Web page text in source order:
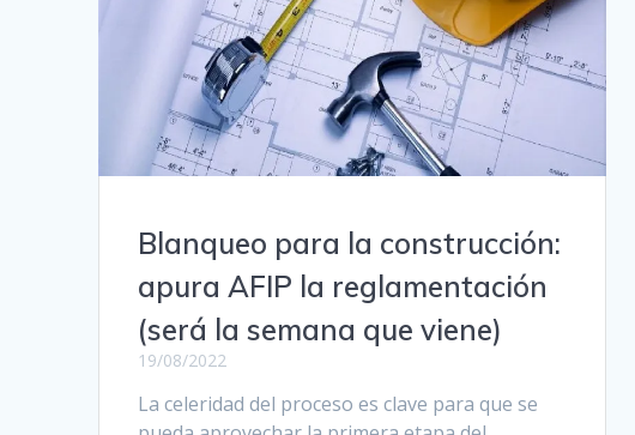
Blanqueo para la construcción:
apura AFIP la reglamentación
(será la semana que viene)
19/08/2022
La celeridad del proceso es clave para que se